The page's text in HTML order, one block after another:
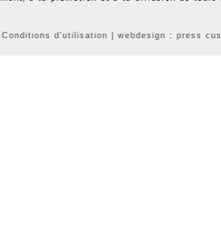
Conditions d'utilisation | webdesign : press